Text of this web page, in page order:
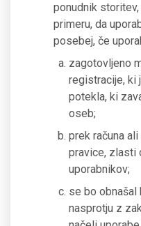
ponudnik
primeru, da
posebej, če
zagotovljeno
registracije, ki
potekla, ki
oseb;
prek računa
pravice, zlasti
uporabnikov;
se bo obnašal
nasprotju z